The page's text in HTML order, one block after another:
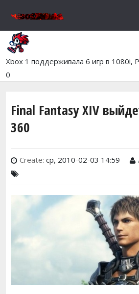
Xbox 1 поддерживала 6 игр в 1080i,
0
Final Fantasy XIV
360
Create: ср, 2010-02-03 14:59